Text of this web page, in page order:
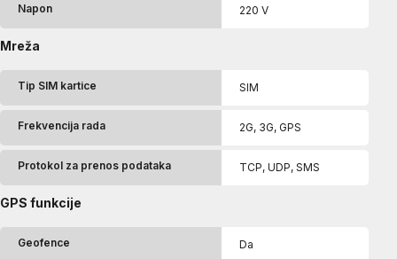
Napon 220 V
Mreža
Tip SIM kartice SIM
Frekvencija rada 2G, 3G, GPS
Protokol za prenos podataka TCP, UDP, SMS
GPS funkcije
Geofence Da